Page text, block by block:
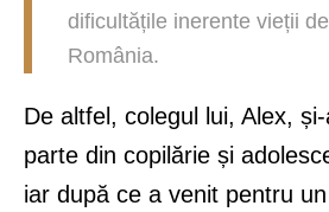
dificultățile inerente vieții
România.
De altfel, colegul lui, Alex,
parte din copilărie și
iar după ce a venit pentru